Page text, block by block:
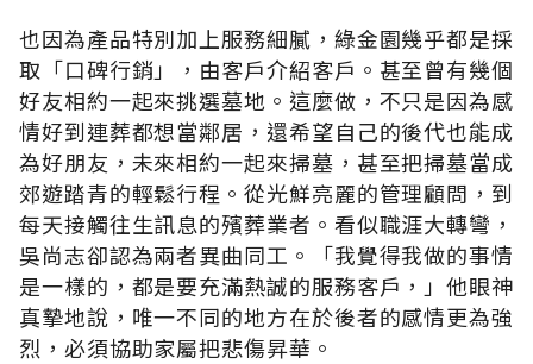
也因為產品特別加上服務細膩，綠金園幾乎都是採
取「口碑行銷」，由客戶介紹客戶。甚至曾有幾個
好友相約一起來挑選墓地。這麼做，不只是因為感
情好到連葬都想當鄰居，還希望自己的後代也能成
為好朋友，未來相約一起來掃墓，甚至把掃墓當成
郊遊踏青的輕鬆行程。從光鮮亮麗的管理顧問，到
每天接觸往生訊息的殯葬業者。看似職涯大轉彎，
吳尚志卻認為兩者異曲同工。「我覺得我做的事情
是一樣的，都是要充滿熱誠的服務客戶，」他眼神
真摯地說，唯一不同的地方在於後者的感情更為強
烈，必須協助家屬把悲傷昇華。